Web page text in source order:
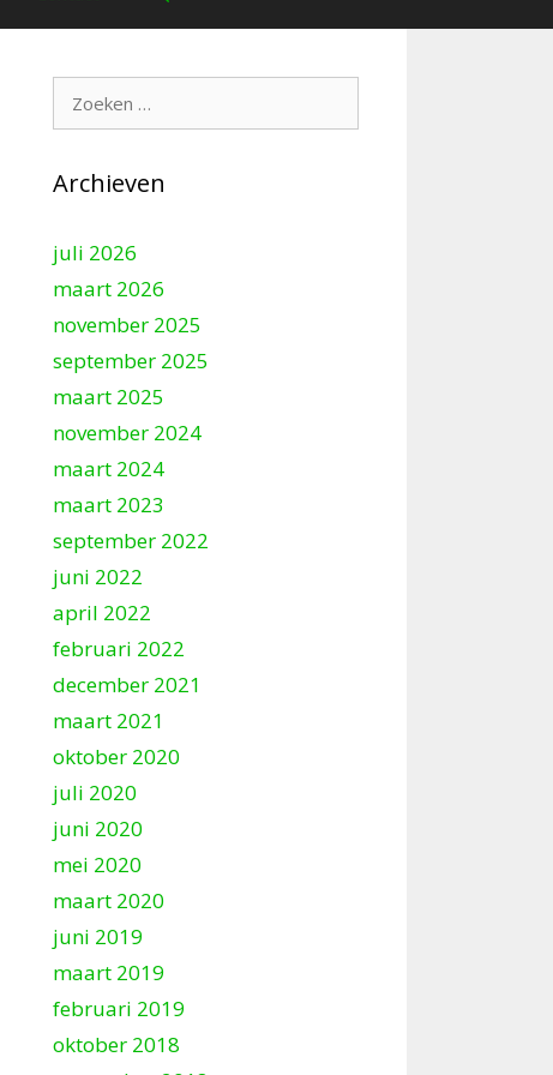
Archieven
juli 2026
maart 2026
november 2025
september 2025
maart 2025
november 2024
maart 2024
maart 2023
september 2022
juni 2022
april 2022
februari 2022
december 2021
maart 2021
oktober 2020
juli 2020
juni 2020
mei 2020
maart 2020
juni 2019
maart 2019
februari 2019
oktober 2018